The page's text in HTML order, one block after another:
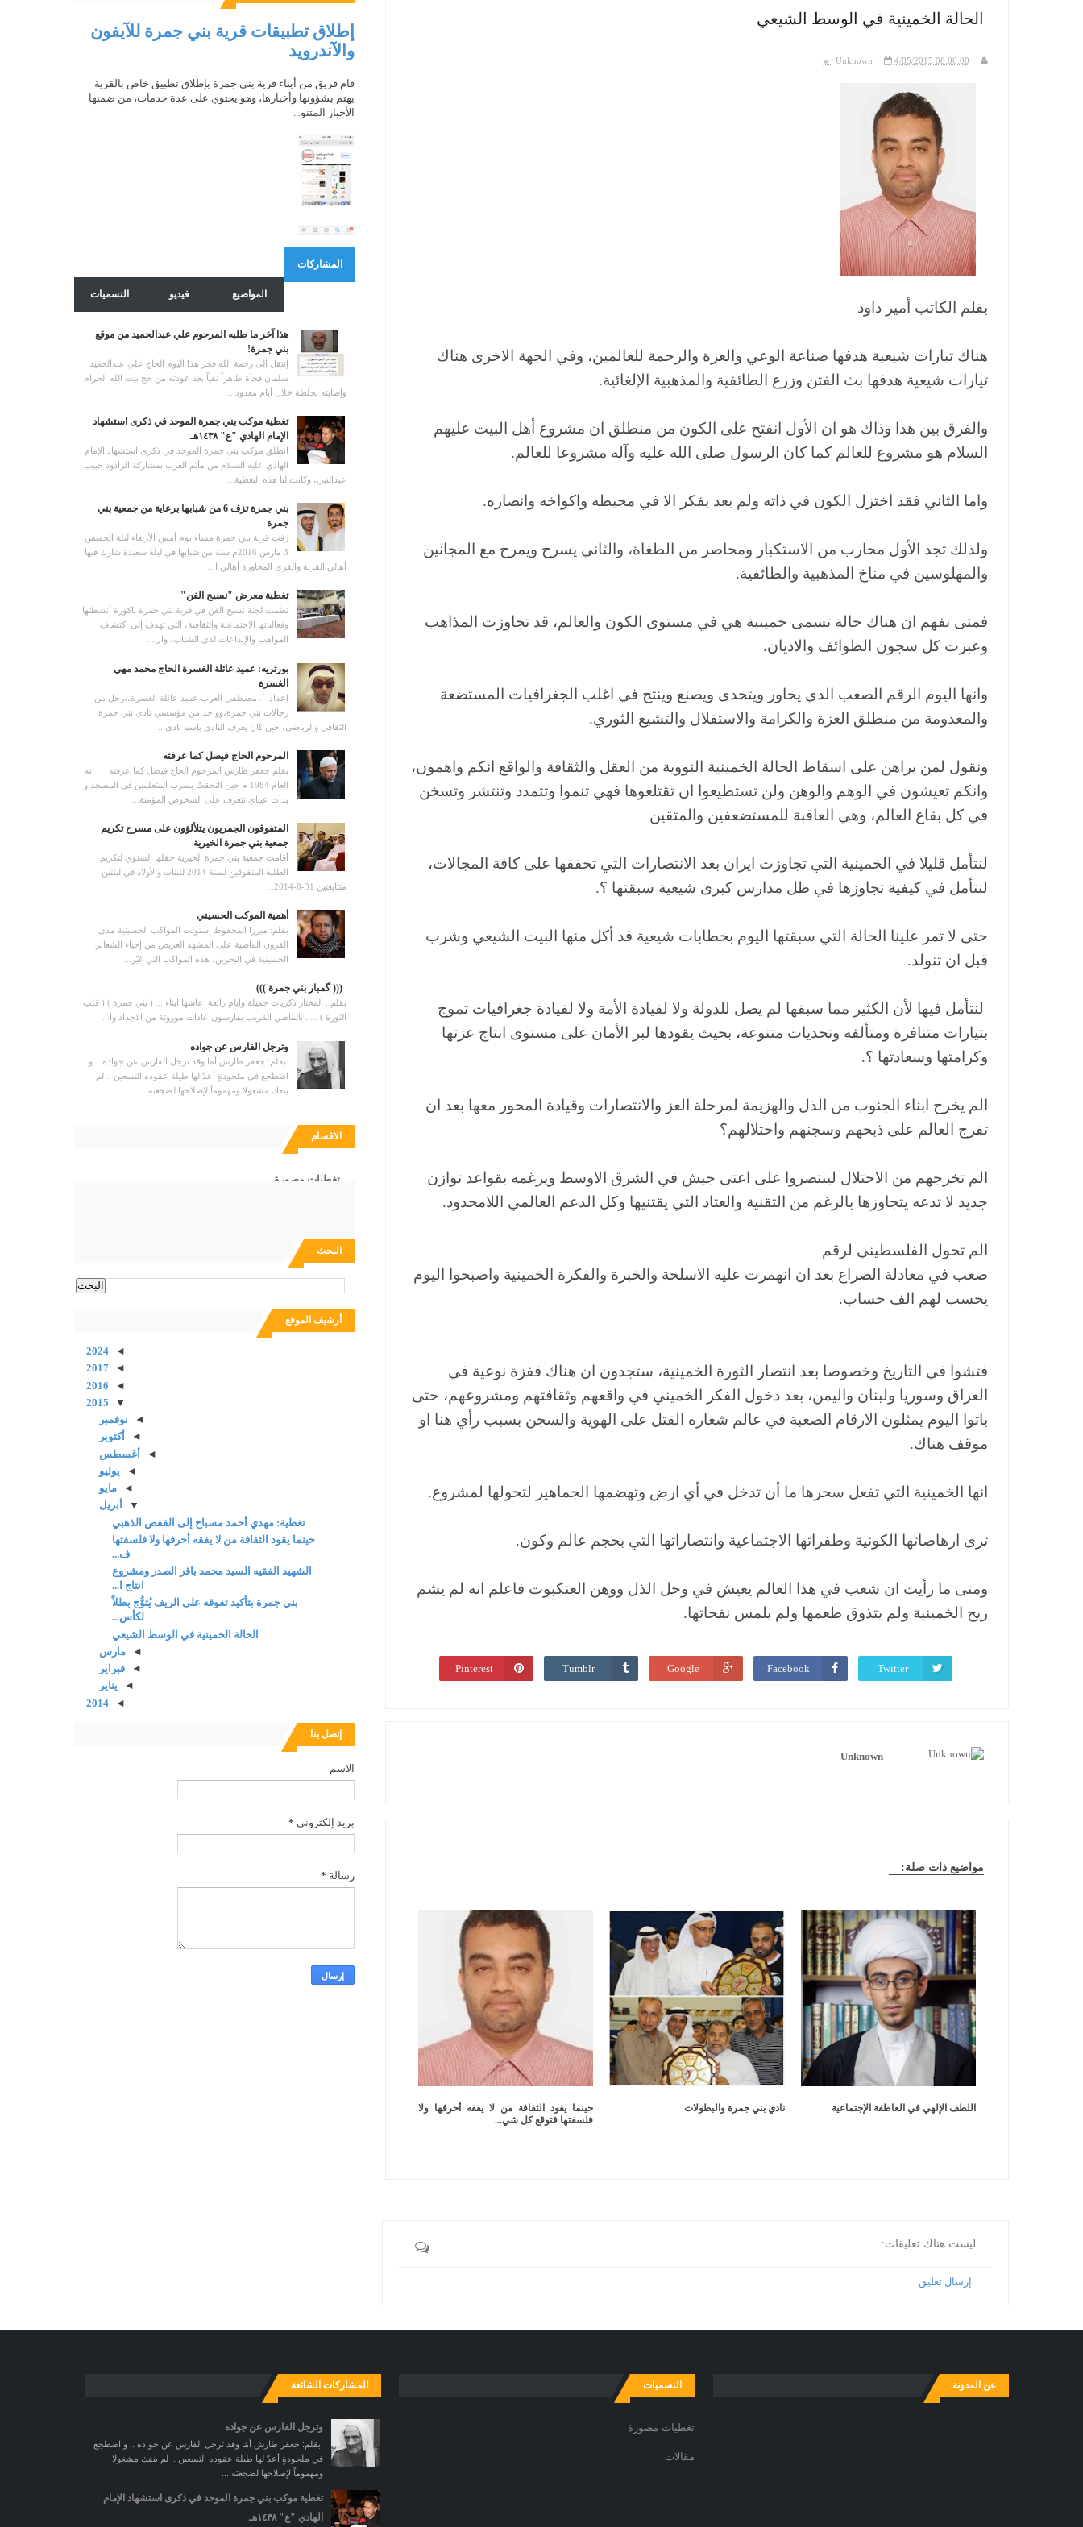
الحالة الخمينية في الوسط الشيعي
Unknown 4/05/2015 08:06:00 م
بقلم الكاتب أمير داود
هناك تيارات شيعية هدفها صناعة الوعي والعزة والرحمة للعالمين، وفي الجهة الاخرى هناك
تيارات شيعية هدفها بث الفتن وزرع الطائفية والمذهبية الإلغائية.
والفرق بين هذا وذاك هو ان الأول انفتح على الكون من منطلق ان مشروع أهل البيت عليهم
السلام هو مشروع للعالم كما كان الرسول صلى الله عليه وآله مشروعا للعالم.
واما الثاني فقد اختزل الكون في ذاته ولم يعد يفكر الا في محيطه واكواخه وانصاره.
ولذلك تجد الأول محارب من الاستكبار ومحاصر من الطغاة، والثاني يسرح ويمرح مع المجانين
والمهلوسين في مناخ المذهبية والطائفية.
فمتى نفهم ان هناك حالة تسمى خمينية هي في مستوى الكون والعالم، قد تجاوزت المذاهب
وعبرت كل سجون الطوائف والاديان.
وانها اليوم الرقم الصعب الذي يحاور ويتحدى ويصنع وينتج في اغلب الجغرافيات المستضعة
والمعدومة من منطلق العزة والكرامة والاستقلال والتشيع الثوري.
ونقول لمن يراهن على اسقاط الحالة الخمينية النووية من العقل والثقافة والواقع انكم واهمون،
وانكم تعيشون في الوهم والوهن ولن تستطيعوا ان تقتلعوها فهي تنموا وتتمدد وتنتشر وتسخن
في كل بقاع العالم، وهي العاقبة للمستضعفين والمتقين
لنتأمل قليلا في الخمينية التي تجاوزت ايران بعد الانتصارات التي تحققها على كافة المجالات،
لنتأمل في كيفية تجاوزها في ظل مدارس كبرى شيعية سبقتها ؟.
حتى لا تمر علينا الحالة التي سبقتها اليوم بخطابات شيعية قد أكل منها البيت الشيعي وشرب
قبل ان تنولد.
لنتأمل فيها لأن الكثير مما سبقها لم يصل للدولة ولا لقيادة الأمة ولا لقيادة جغرافيات تموج
بتيارات متنافرة ومتألفه وتحديات متنوعة، بحيث يقودها لبر الأمان على مستوى انتاج عزتها
وكرامتها وسعادتها ؟.
الم يخرج ابناء الجنوب من الذل والهزيمة لمرحلة العز والانتصارات وقيادة المحور معها بعد ان
تفرج العالم على ذبحهم وسجنهم واحتلالهم؟
الم تخرجهم من الاحتلال لينتصروا على اعتى جيش في الشرق الاوسط ويرغمه بقواعد توازن
جديد لا تدعه يتجاوزها بالرغم من التقنية والعتاد التي يقتنيها وكل الدعم العالمي اللامحدود.
الم تحول الفلسطيني لرقم
صعب في معادلة الصراع بعد ان انهمرت عليه الاسلحة والخبرة والفكرة الخمينية واصبحوا اليوم
يحسب لهم الف حساب.
فتشوا في التاريخ وخصوصا بعد انتصار الثورة الخمينية، ستجدون ان هناك قفزة نوعية في
العراق وسوريا ولبنان واليمن، بعد دخول الفكر الخميني في واقعهم وثقافتهم ومشروعهم، حتى
باتوا اليوم يمثلون الارقام الصعبة في عالم شعاره القتل على الهوية والسجن بسبب رأي هنا او
موقف هناك.
انها الخمينية التي تفعل سحرها ما أن تدخل في أي ارض وتهضمها الجماهير لتحولها لمشروع.
ترى ارهاصاتها الكونية وطفراتها الاجتماعية وانتصاراتها التي بحجم عالم وكون.
ومتى ما رأيت ان شعب في هذا العالم يعيش في وحل الذل ووهن العنكبوت فاعلم انه لم يشم
ريح الخمينية ولم يتذوق طعمها ولم يلمس نفحاتها.
Twitter
Facebook
Google
Tumblr
Pinterest
Unknown
مواضيع ذات صلة:
اللطف الإلهي في العاطفة الإجتماعية نادي بني جمرة والبطولات
حينما يقود الثقافة من لا يفقه أحرفها ولا
فلسفتها فتوقع كل شي...
ليست هناك تعليقات:
إرسال تعليق
إطلاق تطبيقات قرية بني جمرة للآيفون
والآندرويد
قام فريق من أبناء قرية بني جمرة بإطلاق تطبيق خاص بالقرية
يهتم بشؤونها وأخبارها، وهو يحتوي على عدة خدمات، من ضمنها
الأخبار المتنو...
المشاركات
المواضيع فيديو التسميات
هذا آخر ما طلبه المرحوم علي عبدالحميد من موقع
بني جمرة!
إنتقل الى رحمة الله فجر هذا اليوم الحاج علي عبدالحميد
سلمان فجأة طاهراً نقياً بعد عودته من حج بيت الله الحرام
وإصابته بجلطة خلال أيام معدودا...
تغطية موكب بني جمرة الموحد في ذكرى استشهاد
الإمام الهادي "ع" ١٤٣٨هـ
انطلق موكب بني جمرة الموحد في ذكرى استشهاد الإمام
الهادي عليه السلام من مأتم الغرب بمشاركة الرادود حبيب
عبدالنبي، وكانت لنا هذه التغطية...
بني جمرة تزف 6 من شبابها برعاية من جمعية بني
جمرة
زفت قرية بني جمرة مساء يوم أمس الأربعاء ليلة الخميس
3 مارس 2016م ستة من شبابها في ليلة سعيدة شارك فيها
أهالي القرية والقرى المجاورة أهالي ا...
تغطية معرض "نسيج الفن"
نظمت لجنة نسيج الفن في قرية بني جمرة باكورة أنشطتها
وفعالياتها الاجتماعية والثقافية، التي تهدف إلى اكتشاف
المواهب والإبداعات لدى الشباب، وال...
بورتريه: عميد عائلة الغسرة الحاج محمد مهي
الغسرة
إعداد: أ. مصطفى العرب عميد عائلة الغسرة،،رجل من
رجالات بني جمرة،وواحد من مؤسسي نادي بني جمرة
الثقافي والرياضي، حين كان يعرف النادي بإسم نادي...
المرحوم الحاج فيصل كما عرفته
بقلم جعفر طارش المرحوم الحاج فيصل كما عرفته انه
العام 1984 م حين التحقتُ بسرب المتعلمين في المسجد و
بدأت عيناي تتعرف على الشخوص المؤمنة...
المتفوقون الجمريون يتلألؤون على مسرح تكريم
جمعية بني جمرة الخيرية
أقامت جمعية بني جمرة الخيرية حفلها السنوي لتكريم
الطلبة المتفوقين لسنة 2014 للبنات والأولاد في ليلتين
متتابعتين 31-8-2014...
أهمية الموكب الحسيني
بقلم: ميرزا المحفوظ إستولت المواكب الحسينية مدى
القرون الماضية على المشهد العريض من إحياء الشعائر
الحسينية في البحرين، هذه المواكب التي غيّر...
((( گمبار بني جمرة )))
بقلم : المختار ذكريات جميلة وايام رائعة عاشها ابناء ... ( بني جمرة ) ( قلب
الثورة ) ..... بالماضي القريب يمارسون عادات موروثة من الاجداد وا...
وترجل الفارس عن جواده
بقلم: جعفر طارش أمَا وقد ترجل الفارس عن جواده .. و
اضطجع في ملحودةٍ أعدّ لها طيلة عقوده التسعين .. لم
ينفك مشغولا ومهموماً لإصلاحها لضجعته ...
الاقسام
تغطيات مصورة
البحث
أرشيف الموقع
◄
2024
◄
2017
◄
2016
▼
2015
◄ نوفمبر
◄
أكتوبر
◄أغسطس
◄ يوليو
◄مايو
▼
أبريل
تغطية: مهدي أحمد مسباح إلى القفص الذهبي
حينما يقود الثقافة من لا يفقه أحرفها ولا فلسفتها
ف...
الشهيد الفقيه السيد محمد باقر الصدر ومشروع
انتاج ا...
بني جمرة بتأكيد تفوقه على الريف يُتوُّج بطلاً
لكأس...
الحالة الخمينية في الوسط الشيعي
◄مارس
◄فبراير
◄ يناير
◄
2014
إتصل بنا
الاسم
بريد إلكتروني *
رسالة *
عن المدونة التسميات
تغطيات مصورة
مقالات
المشاركات الشائعة
وترجل الفارس عن جواده
بقلم: جعفر طارش أمَا وقد ترجل الفارس عن جواده .. و اضطجع
في ملحودةٍ أعدّ لها طيلة عقوده التسعين .. لم ينفك مشغولا
ومهموماً لإصلاحها لضجعته ...
تغطية موكب بني جمرة الموحد في ذكرى استشهاد الإمام
الهادي "ع" ١٤٣٨هـ